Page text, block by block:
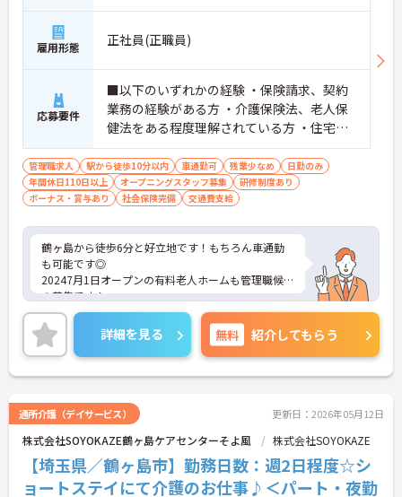
雇用形態 正社員(正職員)
応募要件
■以下のいずれかの経験 ・保険請求、契約
業務の経験がある方 ・介護保険法、老人保
健法をある程度理解されている方 ・住宅型
有料老人ホームの相談員、管理職経験があ
る方 ※教育体制も整っておりますため経験
に不安がある方もご安心ください！
管理職求人 駅から徒歩10分以内 車通勤可 残業少なめ
日勤のみ
年間休日110日以上
オープニングスタッフ募集
研修制度あり
ボーナス・賞与あり
社会保険完備 交通費支給
鶴ヶ島から徒歩6分と好立地です！もちろん車通勤
も可能です◎
20247月1日オープンの有料老人ホームも管理職候補
の募集です！
OJTもばっちりついているので不安な方もご安心く
ださい♪
年収も450万円程もらえる求人になります。
気になる方には詳細をお話させて頂きますので、ご
連絡ください♪
詳細を見る 無料 紹介してもらう
通所介護（デイサービス） 更新日：2026年05月12日
株式会社SOYOKAZE鶴ヶ島ケアセンターそよ風 株式会社SOYOKAZE
【埼玉県／鶴ヶ島市】勤務日数：週2日程度☆シ
ョートステイにて介護のお仕事♪＜パート・夜勤